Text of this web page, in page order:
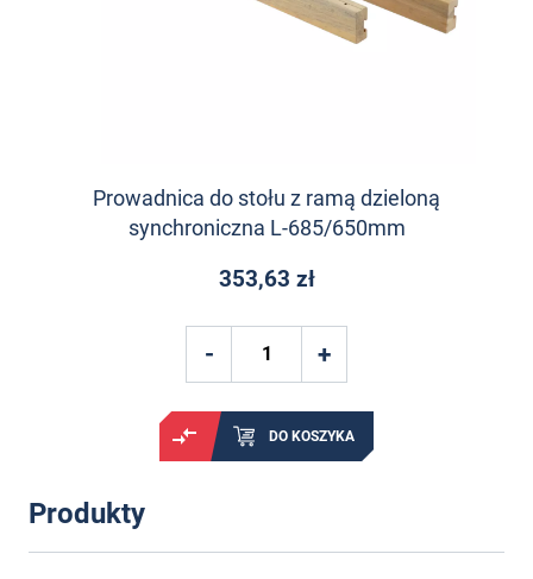
Prowadnica do stołu z ramą dzieloną
synchroniczna L-685/650mm
353,63 zł
DO KOSZYKA
Produkty